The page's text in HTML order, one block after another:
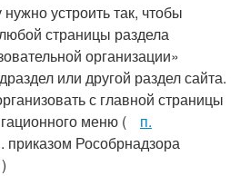
устроить так, чтобы
страницы раздела
организации»
или другой раздел сайта.
с главной страницы
меню (
п.
приказом Рособрнадзора